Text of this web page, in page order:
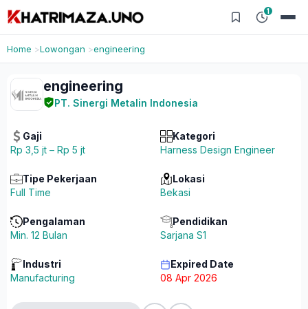
1
Home Lowongan engineering
engineering
PT. Sinergi Metalin Indonesia
Gaji
Rp 3,5 jt – Rp 5 jt
Kategori
Harness Design Engineer
Tipe Pekerjaan
Full Time
Lokasi
Bekasi
Pengalaman
Min. 12 Bulan
Pendidikan
Sarjana S1
Industri
Manufacturing
Expired Date
08 Apr 2026